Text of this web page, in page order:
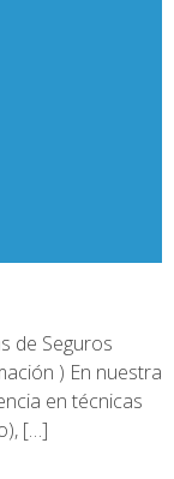
de Seguros
) En nuestra
en técnicas
[…]